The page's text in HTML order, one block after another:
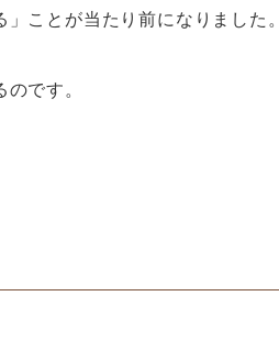
ことが当たり前になりました。
です。